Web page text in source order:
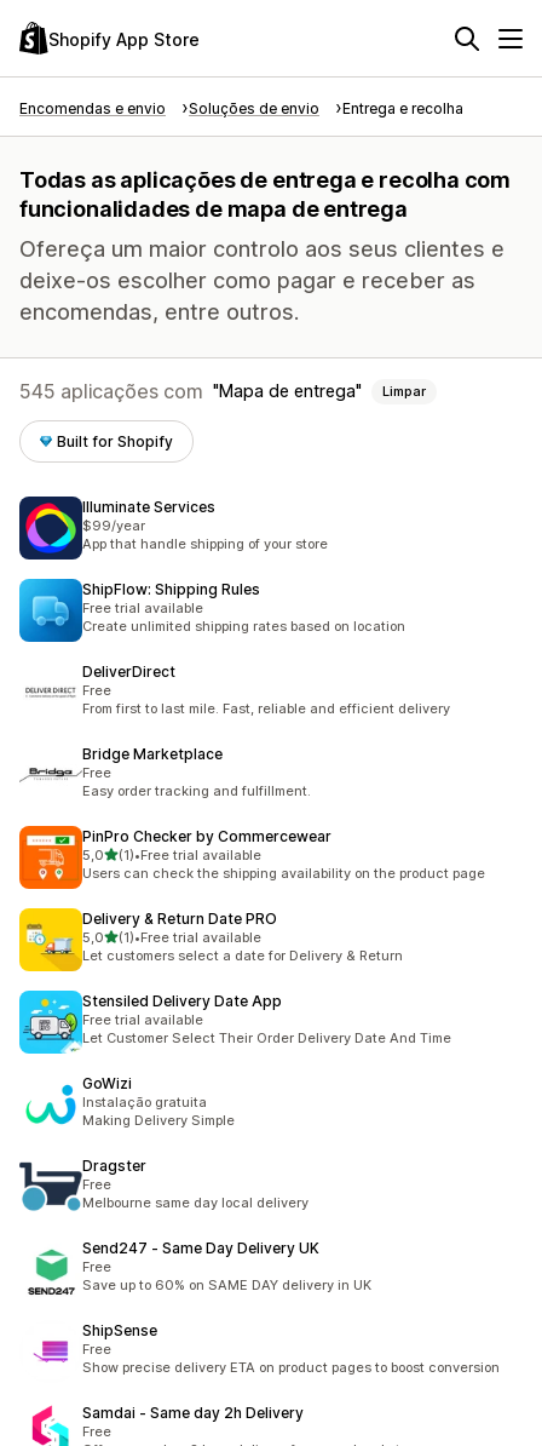
Shopify App Store
Encomendas e envio Soluções de envio Entrega e recolha
Todas as aplicações de entrega e recolha com
funcionalidades de mapa de entrega
Ofereça um maior controlo aos seus clientes e
deixe-os escolher como pagar e receber as
encomendas, entre outros.
545 aplicações com Mapa de entrega Limpar
Built for Shopify
Illuminate Services
$99/year
App that handle shipping of your store
ShipFlow: Shipping Rules
Free trial available
Create unlimited shipping rates based on location
DeliverDirect
Free
From first to last mile. Fast, reliable and efficient delivery
Bridge Marketplace
Free
Easy order tracking and fulfillment.
PinPro Checker by Commercewear
5,0de 5 estrelas
(1)
1 total de avaliações
•Free trial available
Users can check the shipping availability on the product page
Delivery & Return Date PRO
5,0de 5 estrelas
(1)
1 total de avaliações
•Free trial available
Let customers select a date for Delivery & Return
Stensiled Delivery Date App
Free trial available
Let Customer Select Their Order Delivery Date And Time
GoWizi
Instalação gratuita
Making Delivery Simple
Dragster
Free
Melbourne same day local delivery
Send247 ‑ Same Day Delivery UK
Free
Save up to 60% on SAME DAY delivery in UK
ShipSense
Free
Show precise delivery ETA on product pages to boost conversion
Samdai ‑ Same day 2h Delivery
Free